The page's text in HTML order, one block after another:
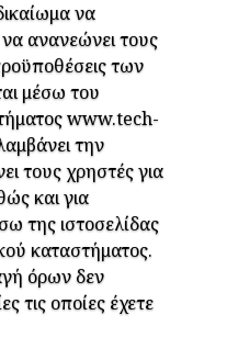
να
ανανεώνει τους
των
μέσω του
www.tech-
την
τους χρηστές για
και για
της ιστοσελίδας
καταστήματος.
όρων δεν
τις οποίες έχετε